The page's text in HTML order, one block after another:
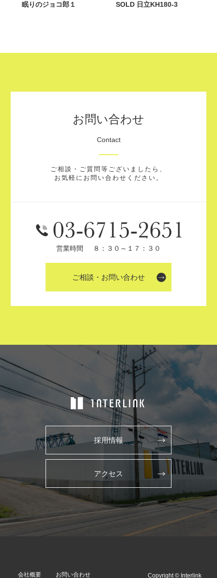
眠りのジョコ郎１ SOLD 日立KH180-3
お問い合わせ
Contact
ご相談・ご質問等ございましたら、
お気軽にお問い合わせください。
営業時間 ８：３０～１７：３０
ご相談・お問い合わせ
採用情報
アクセス
会社概要 お問い合わせ Copyright © Interlink